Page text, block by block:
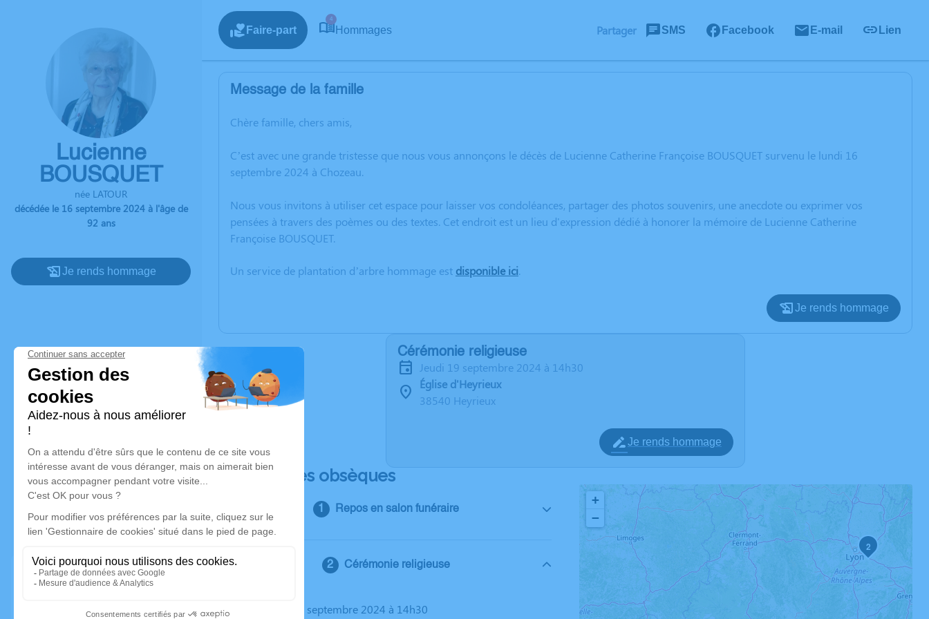
Lucienne
BOUSQUET
née LATOUR
décédée le 16 septembre 2024 à l'âge de
92 ans
Je rends hommage
Faire-part
4
Hommages Partager SMS Facebook E-mail Lien
Message de la famille
Chère famille, chers amis,
C’est avec une grande tristesse que nous vous annonçons le décès de Lucienne Catherine Françoise BOUSQUET survenu le lundi 16
septembre 2024 à Chozeau.
Nous vous invitons à utiliser cet espace pour laisser vos condoléances, partager des photos souvenirs, une anecdote ou exprimer vos
pensées à travers des poèmes ou des textes. Cet endroit est un lieu d'expression dédié à honorer la mémoire de Lucienne Catherine
Françoise BOUSQUET.
Un service de plantation d’arbre hommage est disponible ici.
Je rends hommage
Cérémonie religieuse
jeudi 19 septembre 2024 à 14h30
Église d'Heyrieux
38540 Heyrieux
Je rends hommage
Déroulé des obsèques
Repos en salon funéraire
Cérémonie religieuse
Le jeudi 19 septembre 2024 à 14h30
1
2
+
−